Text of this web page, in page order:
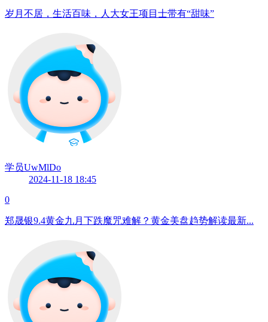
岁月不居，生活百味，人大女王项目士带有“甜味”
学员UwMlDo
2024-11-18 18:45
0
郑晟银9.4黄金九月下跌魔咒难解？黄金美盘趋势解读最新...